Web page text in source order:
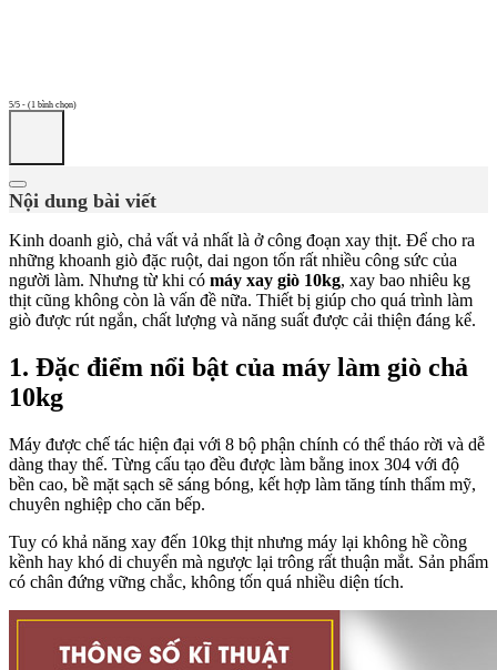
5/5 - (1 bình chọn)
Nội dung bài viết
Kinh doanh giò, chả vất vả nhất là ở công đoạn xay thịt. Để cho ra
những khoanh giò đặc ruột, dai ngon tốn rất nhiều công sức của
người làm. Nhưng từ khi có máy xay giò 10kg, xay bao nhiêu kg
thịt cũng không còn là vấn đề nữa. Thiết bị giúp cho quá trình làm
giò được rút ngắn, chất lượng và năng suất được cải thiện đáng kể.
1. Đặc điểm nổi bật của máy làm giò chả
10kg
Máy được chế tác hiện đại với 8 bộ phận chính có thể tháo rời và dễ
dàng thay thế. Từng cấu tạo đều được làm bằng inox 304 với độ
bền cao, bề mặt sạch sẽ sáng bóng, kết hợp làm tăng tính thẩm mỹ,
chuyên nghiệp cho căn bếp.
Tuy có khả năng xay đến 10kg thịt nhưng máy lại không hề cồng
kềnh hay khó di chuyển mà ngược lại trông rất thuận mắt. Sản phẩm
có chân đứng vững chắc, không tốn quá nhiều diện tích.